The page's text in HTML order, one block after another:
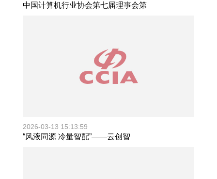
中国计算机行业协会第七届理事会第
2026-03-13 15:13:59
“风液同源 冷量智配”——云创智